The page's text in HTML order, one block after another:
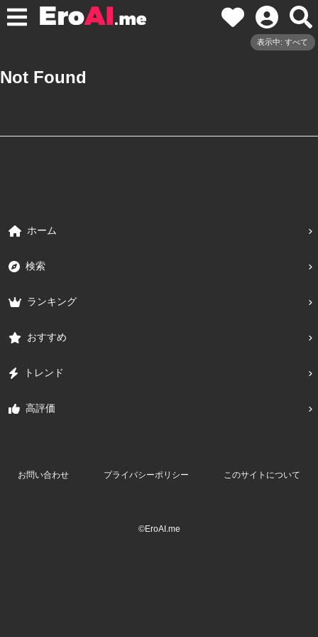
表示中: すべて
Not Found
ホーム
検索
ランキング
おすすめ
トレンド
高評価
お問い合わせ プライバシーポリシー このサイトについて
©EroAI.me